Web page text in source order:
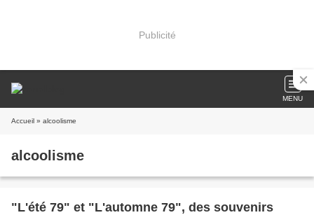
Publicité
MENU
Accueil » alcoolisme
alcoolisme
"L'été 79" et "L'automne 79", des souvenirs